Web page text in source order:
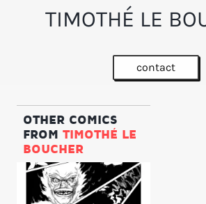
TIMOTHÉ LE
contact
OTHER COMICS
FROM TIMOTHÉ LE
BOUCHER